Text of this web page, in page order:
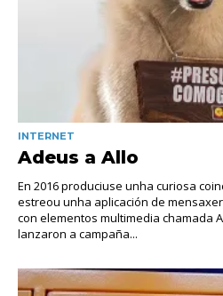
INTERNET
Adeus a Allo
En 2016 produciuse unha curiosa
estreou unha aplicación de
con elementos multimedia chamada
lanzaron a campaña...